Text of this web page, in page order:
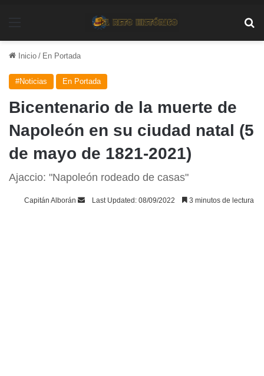
Inicio / En Portada
#Noticias En Portada
Bicentenario de la muerte de
Napoleón en su ciudad natal (5
de mayo de 1821-2021)
Ajaccio: "Napoleón rodeado de casas"
Capitán Alborán
SendLast Updated: 08/09/2022 3 minutos de lectura